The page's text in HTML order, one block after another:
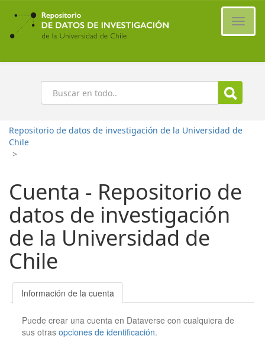
Ir
contenido
principal
Buscar
Repositorio de datos de investigación de la Universidad de
Chile
>
Cuenta - Repositorio de
datos de investigación
de la Universidad de
Chile
Información de la cuenta
Puede crear una cuenta en Dataverse con cualquiera de
sus otrasopciones de identificación.